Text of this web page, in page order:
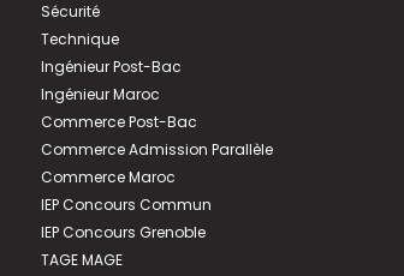
Sécurité
Technique
Ingénieur Post-Bac
Ingénieur Maroc
Commerce Post-Bac
Commerce Admission Parallèle
Commerce Maroc
IEP Concours Commun
IEP Concours Grenoble
TAGE MAGE